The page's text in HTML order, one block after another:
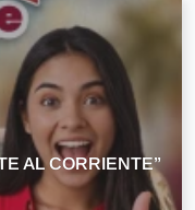
AL CORRIENTE”